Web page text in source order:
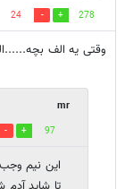
278
24
وقتی یه الف
mr
97
این نیم